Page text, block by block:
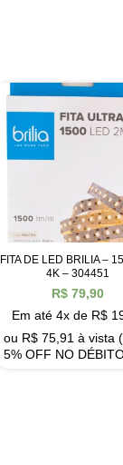
FITA DE LED BRILIA –
4K – 304451
R$ 79,90
Em até 4x de R$
ou R$75,91 à vista
5% OFF NO